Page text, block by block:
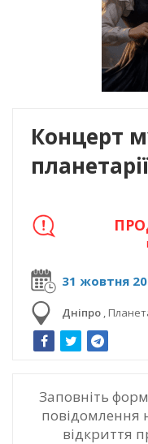
Концерт
31 жовтня
Дніпро ,
Заповніть
повідомлення
відкриття